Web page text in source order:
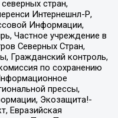
стран,
Интернешнл-Р,
Информации,
Частное учреждение в
Северных Стран,
Гражданский контроль,
по сохранению
прессы,
Экозащита!-
Евразийская